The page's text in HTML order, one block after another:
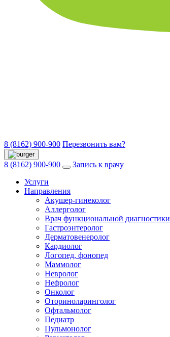
8 (8162) 900-900 Перезвонить вам?
8 (8162) 900-900
Запись к врачу
Услуги
Направления
Акушер-гинеколог
Аллерголог
Врач функциональной диагностики
Гастроэнтеролог
Дерматовенеролог
Кардиолог
Логопед, фонопед
Маммолог
Невролог
Нефролог
Онколог
Оториноларинголог
Офтальмолог
Педиатр
Пульмонолог